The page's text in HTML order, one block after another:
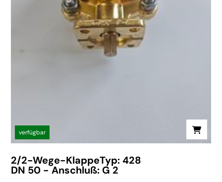
verfügbar
2/2-Wege-KlappeTyp: 428
DN 50 - Anschluß: G 2